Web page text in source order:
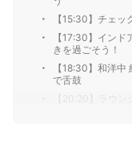
【15:30】チェ
【17:30】イン
きを過ごそう！
【18:30】和洋
で舌鼓
【20:20】ラウン